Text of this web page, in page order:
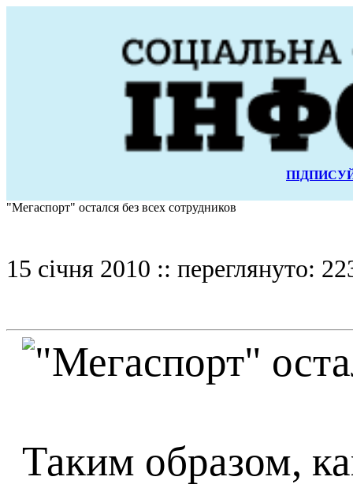
"Мегаспорт" остался без всех сотрудников
15 січня 2010 :: переглянуто:
Таким образом,